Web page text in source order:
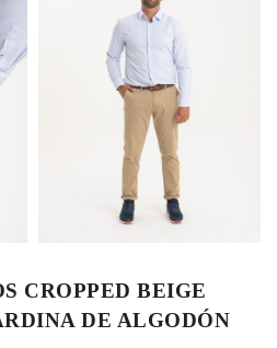
CROPPED BEIGE
DE ALGODÓN